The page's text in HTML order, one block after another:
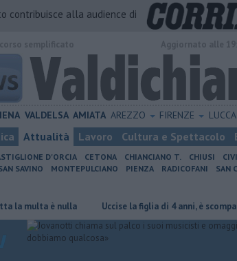
contribuisce alla audience di
VALDELSA AMIATA AREZZO FIRENZE LUCCA
Attualità Lavoro Cultura e Spettacolo
D'ORCIA CETONA CHIANCIANO T. CHIUSI
SAVINO MONTEPULCIANO PIENZA RADICOFANI SAN
è nulla Uccise la figlia di 4 anni, è scomparso